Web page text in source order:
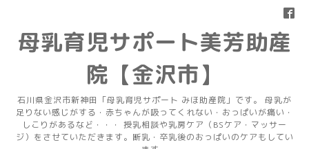
母乳育児サポート美芳助産
院【金沢市】
石川県金沢市新神田「母乳育児サポート みほ助産院」です。 母乳が
足りない感じがする・赤ちゃんが吸ってくれない・おっぱいが痛い・
しこりがあるなど・・・ 授乳相談や乳房ケア（BSケア・マッサー
ジ）をさせていただきます。断乳・卒乳後のおっぱいのケアもしてい